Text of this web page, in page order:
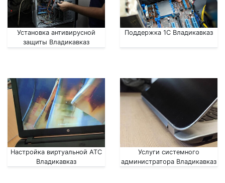
Установка антивирусной
защиты Владикавказ
Поддержка 1С Владикавказ
Настройка виртуальной АТС
Владикавказ
Услуги системного
администратора Владикавказ